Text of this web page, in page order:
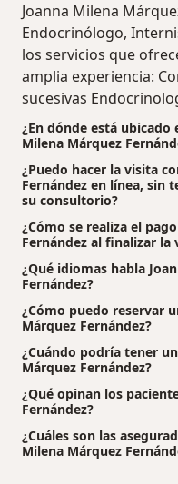
Joanna Milena
Endocrinólogo,
los servicios que
amplia experiencia:
sucesivas
¿En dónde está
Milena Márquez
¿Puedo hacer la visita
Fernández en línea, sin
su consultorio?
¿Cómo se realiza el
Fernández al finalizar la
¿Qué idiomas habla
Fernández?
¿Cómo puedo reservar
Márquez Fernández?
¿Cuándo podría tener
Márquez Fernández?
¿Qué opinan los
Fernández?
¿Cuáles son las
Milena Márquez